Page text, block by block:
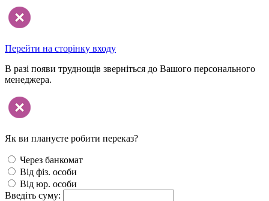
Перейти на сторінку входу
В разі появи труднощів зверніться до Вашого персонального
менеджера.
Як ви плануєте робити переказ?
Через банкомат
Від фіз. особи
Від юр. особи
Введіть суму: